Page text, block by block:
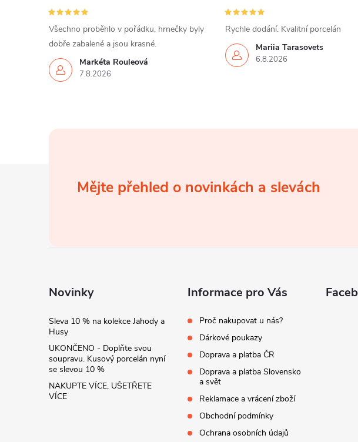
Markéta Rouleová
7.8.2026
Všechno proběhlo v pořádku, hrnečky byly
dobře zabalené a jsou krasné.
Mariia Tarasovets
6.8.2026
Rychle dodání. Kvalitní porcelán
Mějte přehled o novinkách a slevách
Novinky
Sleva 10 % na kolekce Jahody a
Husy
UKONČENO - Doplňte svou
soupravu. Kusový porcelán nyní
se slevou 10 %
NAKUPTE VÍCE, UŠETŘETE
VÍCE
Informace pro Vás
Proč nakupovat u nás?
Dárkové poukazy
Doprava a platba ČR
Doprava a platba Slovensko
a svět
Reklamace a vrácení zboží
Obchodní podmínky
Ochrana osobních údajů